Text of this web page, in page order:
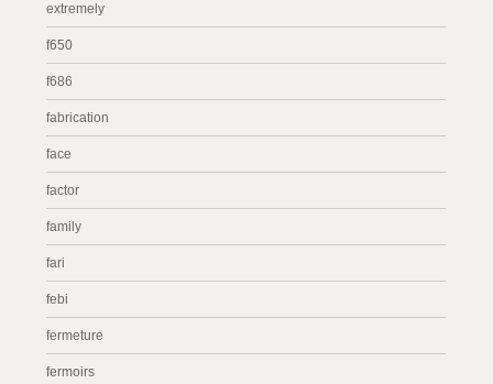
extremely
f650
f686
fabrication
face
factor
family
fari
febi
fermeture
fermoirs